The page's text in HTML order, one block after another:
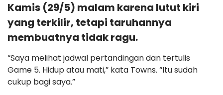
Kamis (29/5) malam karena lutut kiri
yang terkilir, tetapi taruhannya
membuatnya tidak ragu.
“Saya melihat jadwal pertandingan dan tertulis
Game 5. Hidup atau mati,” kata Towns. “Itu sudah
cukup bagi saya.”